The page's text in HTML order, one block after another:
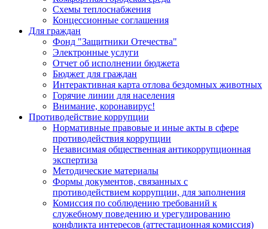
Схемы теплоснабжения
Концессионные соглашения
Для граждан
Фонд "Защитники Отечества"
Электронные услуги
Отчет об исполнении бюджета
Бюджет для граждан
Интерактивная карта отлова бездомных животных
Горячие линии для населения
Внимание, коронавирус!
Противодействие коррупции
Нормативные правовые и иные акты в сфере
противодействия коррупции
Независимая общественная антикоррупционная
экспертиза
Методические материалы
Формы документов, связанных с
противодействием коррупции, для заполнения
Комиссия по соблюдению требований к
служебному поведению и урегулированию
конфликта интересов (аттестационная комиссия)